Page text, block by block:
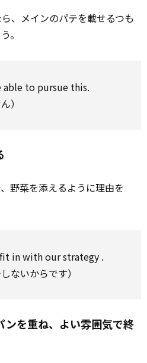
、メインのパテを載せるつも
。
able to pursue this.
）
野菜を添えるように理由を
fit inwithourstrategy .
ないからです）
を重ね、よい雰囲気で終